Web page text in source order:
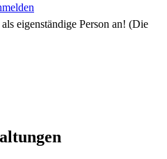
eigenständige Person an! (Die